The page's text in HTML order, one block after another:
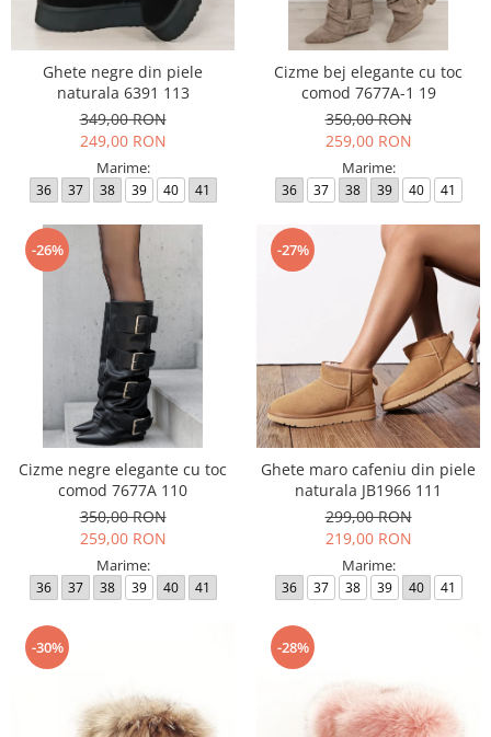
Ghete negre din piele
naturala 6391 113
349,00 RON
249,00 RON
Marime:
36 37 38 39 40 41
Cizme bej elegante cu toc
comod 7677A-1 19
350,00 RON
259,00 RON
Marime:
36 37 38 39 40 41
-26%
Cizme negre elegante cu toc
comod 7677A 110
350,00 RON
259,00 RON
Marime:
36 37 38 39 40 41
-27%
Ghete maro cafeniu din piele
naturala JB1966 111
299,00 RON
219,00 RON
Marime:
36 37 38 39 40 41
-30% -28%